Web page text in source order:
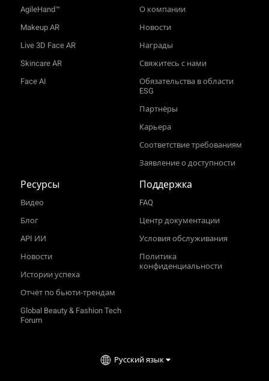
AgileHand™
Makeup AR
Live 3D Face AR
Skincare AR
Face AI
О компании
Новости
Награды
Свяжитесь с нами
Обязательства в области
ESG
Партнёры
Карьера
Соответствие требованиям
Заявление о доступности
Ресурсы
Видео
Блог
API ИИ
Новости
Истории успеха
Отчёт по бьюти‑трендам
Global Beauty & Fashion Tech
Forum
Поддержка
FAQ
Центр документации
Условия обслуживания
Политика
конфиденциальности
Русский язык